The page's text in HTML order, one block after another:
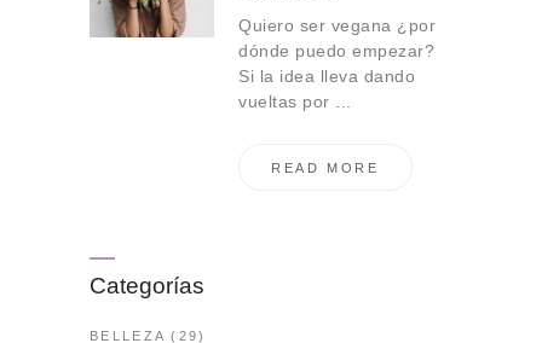
Quiero ser vegana ¿por
dónde puedo empezar?
Si la idea lleva dando
vueltas por ...
READ MORE
Categorías
BELLEZA (29)